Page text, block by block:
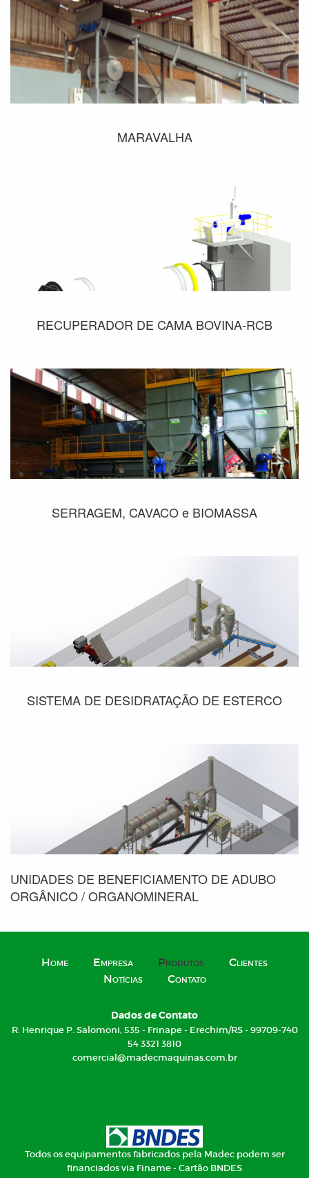
MARAVALHA
RECUPERADOR DE CAMA BOVINA-RCB
SERRAGEM, CAVACO e BIOMASSA
SISTEMA DE DESIDRATAÇÃO DE ESTERCO
UNIDADES DE BENEFICIAMENTO DE ADUBO
ORGÂNICO / ORGANOMINERAL
Home Empresa Produtos
Clientes
Notícias
Contato
Dados de Contato
R. Henrique P. Salomoni, 535 - Frinape - Erechim/RS - 99709-740
54 3321 3810
comercial@madecmaquinas.com.br
Todos os equipamentos fabricados pela Madec podem ser
financiados via Finame - Cartão BNDES